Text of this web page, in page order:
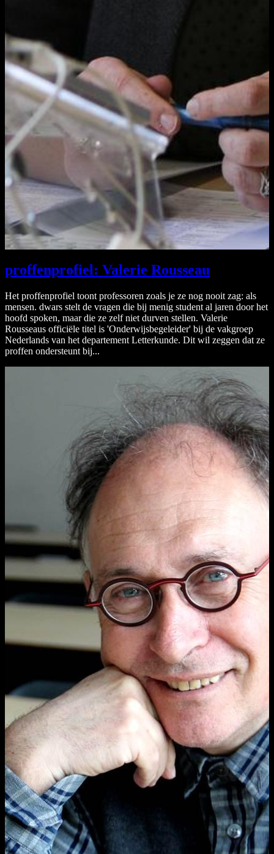
proffenprofiel: Valerie Rousseau
Het proffenprofiel toont professoren zoals je ze nog nooit zag: als
mensen. dwars stelt de vragen die bij menig student al jaren door het
hoofd spoken, maar die ze zelf niet durven stellen. Valerie
Rousseaus officiële titel is 'Onderwijsbegeleider' bij de vakgroep
Nederlands van het departement Letterkunde. Dit wil zeggen dat ze
proffen ondersteunt bij...